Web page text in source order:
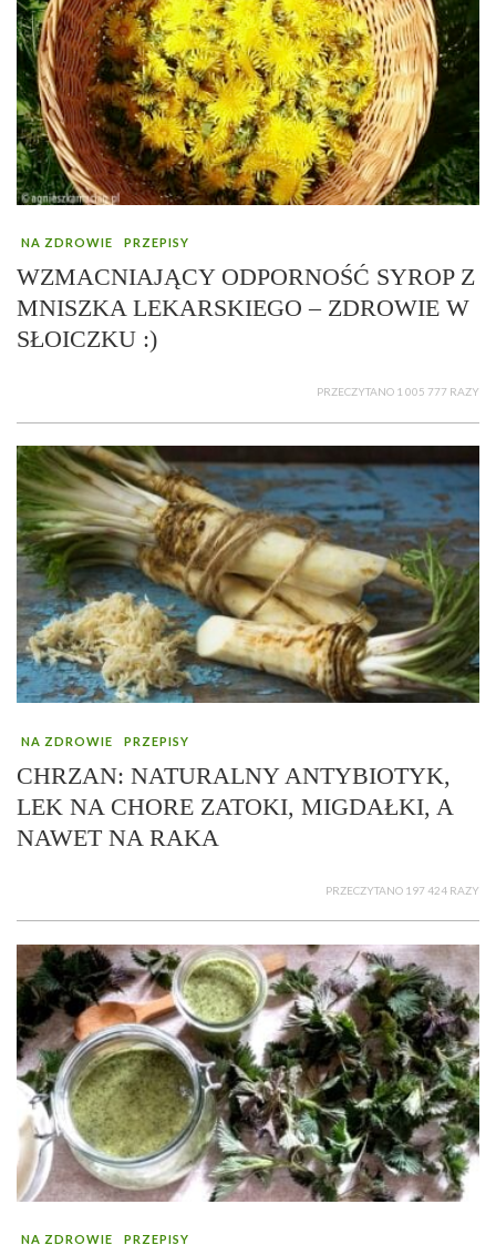
NA ZDROWIE PRZEPISY
WZMACNIAJĄCY ODPORNOŚĆ SYROP Z
MNISZKA LEKARSKIEGO – ZDROWIE W
SŁOICZKU :)
PRZECZYTANO 1 005 777 RAZY
NA ZDROWIE PRZEPISY
CHRZAN: NATURALNY ANTYBIOTYK,
LEK NA CHORE ZATOKI, MIGDAŁKI, A
NAWET NA RAKA
PRZECZYTANO 197 424 RAZY
NA ZDROWIE PRZEPISY